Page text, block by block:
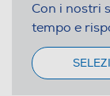
Con i nostri
tempo e